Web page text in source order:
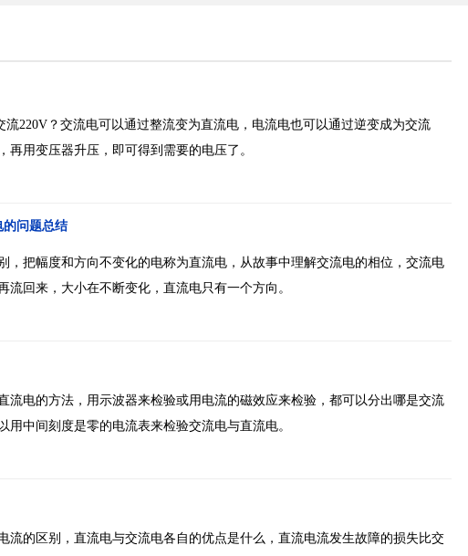
流220V？交流电可以通过整流变为直流电，电流电也可以通过逆变成为交流
再用变压器升压，即可得到需要的电压了。
的问题总结
，把幅度和方向不变化的电称为直流电，从故事中理解交流电的相位，交流电
流回来，大小在不断变化，直流电只有一个方向。
流电的方法，用示波器来检验或用电流的磁效应来检验，都可以分出哪是交流
用中间刻度是零的电流表来检验交流电与直流电。
流的区别，直流电与交流电各自的优点是什么，直流电流发生故障的损失比交